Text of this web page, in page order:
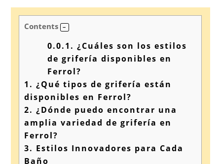
Contents
0.0.1. ¿Cuáles son los estilos
de grifería disponibles en
Ferrol?
1. ¿Qué tipos de grifería están
disponibles en Ferrol?
2. ¿Dónde puedo encontrar una
amplia variedad de grifería en
Ferrol?
3. Estilos Innovadores para Cada
Baño